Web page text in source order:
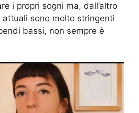
i propri sogni ma, dall’altro
attuali sono molto stringenti
bassi, non sempre è